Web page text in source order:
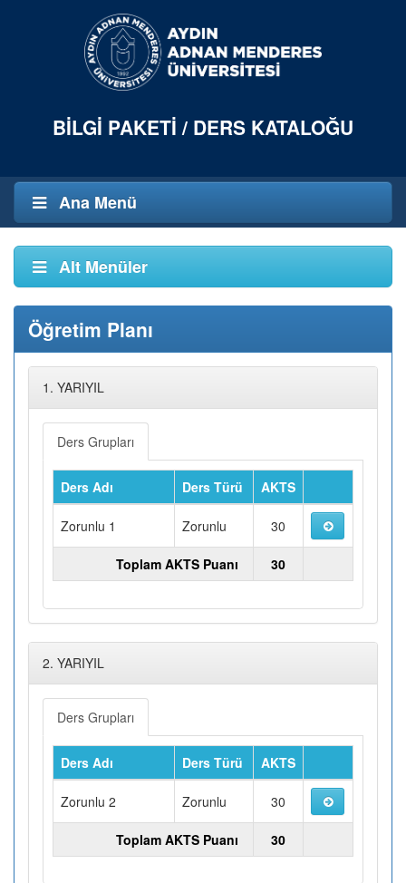
BILGI PAKETI / DERS KATALOĞU
Ana Menü
Alt Menüler
Öğretim Planı
1. YARIYIL
Ders Grupları
Ders Adı Ders Türü AKTS
Zorunlu 1 Zorunlu 30
Toplam AKTS Puanı 30
2. YARIYIL
Ders Grupları
Ders Adı Ders Türü AKTS
Zorunlu 2 Zorunlu 30
Toplam AKTS Puanı 30